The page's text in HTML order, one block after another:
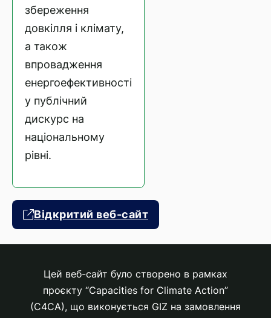
збереження
довкілля і клімату,
а також
впровадження
енергоефективності
у публічний
дискурс на
національному
рівні.
Відкритий веб-сайт
Цей веб-сайт було створено в рамках
проєкту “Capacities for Climate Action”
(C4CA), що виконується GIZ на замовлення